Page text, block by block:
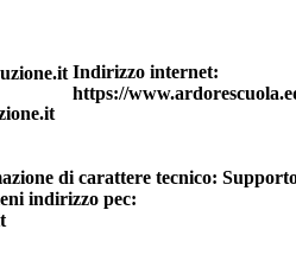
Indirizzo internet:
https://
di carattere tecnico:
indirizzo pec: